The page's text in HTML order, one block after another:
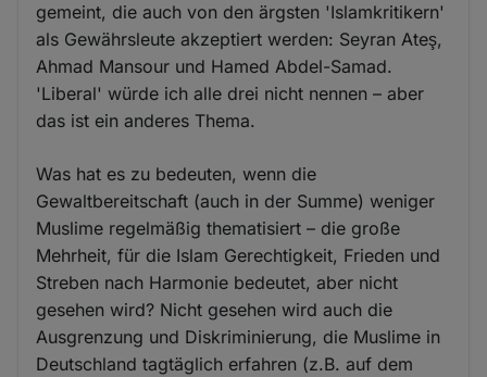
gemeint, die auch von den ärgsten 'Islamkritikern'
als Gewährsleute akzeptiert werden: Seyran Ateş,
Ahmad Mansour und Hamed Abdel-Samad.
'Liberal' würde ich alle drei nicht nennen – aber
das ist ein anderes Thema.
Was hat es zu bedeuten, wenn die
Gewaltbereitschaft (auch in der Summe) weniger
Muslime regelmäßig thematisiert – die große
Mehrheit, für die Islam Gerechtigkeit, Frieden und
Streben nach Harmonie bedeutet, aber nicht
gesehen wird? Nicht gesehen wird auch die
Ausgrenzung und Diskriminierung, die Muslime in
Deutschland tagtäglich erfahren (z.B. auf dem